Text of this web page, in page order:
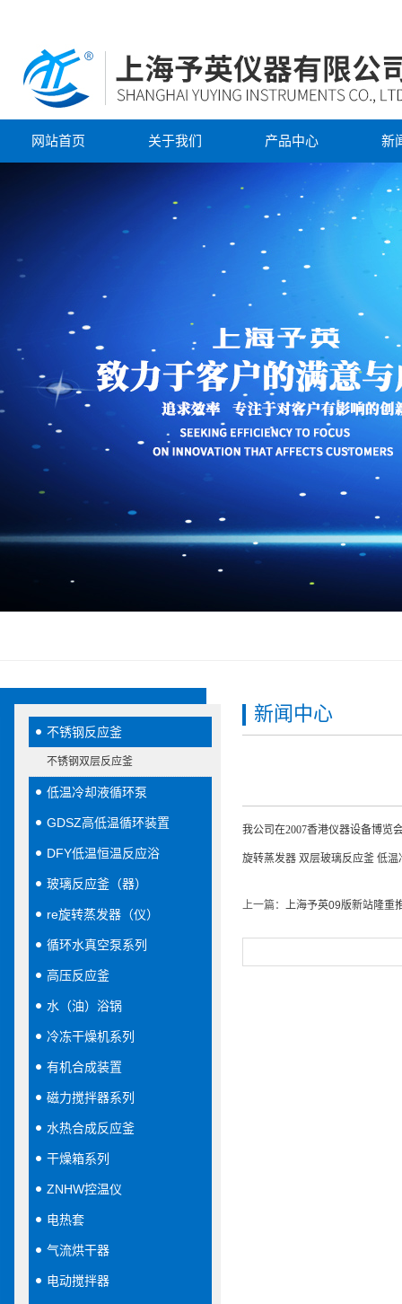
网站首页 关于我们 产品中心 新
不锈钢反应釜
不锈钢双层反应釜
低温冷却液循环泵
GDSZ高低温循环装置
DFY低温恒温反应浴
玻璃反应釜（器）
re旋转蒸发器（仪）
循环水真空泵系列
高压反应釜
水（油）浴锅
冷冻干燥机系列
有机合成装置
磁力搅拌器系列
水热合成反应釜
干燥箱系列
ZNHW控温仪
电热套
气流烘干器
电动搅拌器
新闻中心
我公司在2007香港仪器设备博览
旋转蒸发器 双层玻璃反应釜 低温
上一篇： 上海予英09版新站隆重